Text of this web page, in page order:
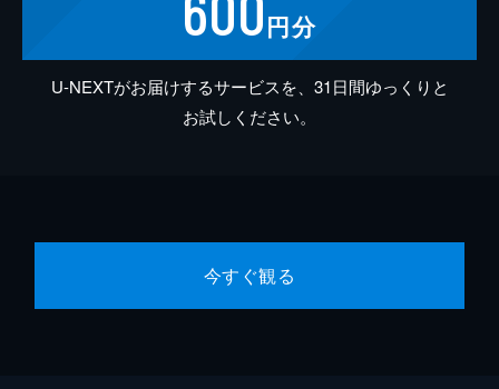
円分
U-NEXTがお届けするサービスを、31日間ゆっくりと
お試しください。
今すぐ観る